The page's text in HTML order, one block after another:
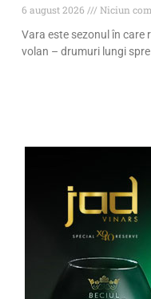
6 august 2026
Niciun
Vara este sezonul în care
volan – drumuri lungi